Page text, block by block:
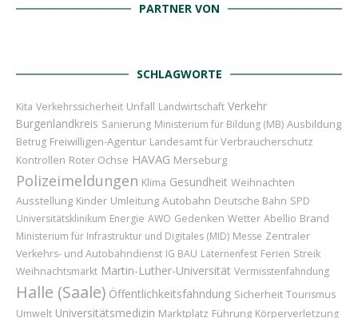
PARTNER VON
SCHLAGWORTE
Kita Verkehrssicherheit Unfall Landwirtschaft Verkehr
Burgenlandkreis Sanierung Ministerium für Bildung (MB) Ausbildung
Betrug Freiwilligen-Agentur Landesamt für Verbraucherschutz
Kontrollen Roter Ochse HAVAG Merseburg
Polizeimeldungen Klima Gesundheit Weihnachten
Ausstellung Kinder Umleitung Autobahn Deutsche Bahn SPD
Universitätsklinikum Energie AWO Gedenken Wetter Abellio Brand
Ministerium für Infrastruktur und Digitales (MID) Messe Zentraler
Verkehrs- und Autobahndienst IG BAU Laternenfest Ferien Streik
Weihnachtsmarkt Martin-Luther-Universität Vermisstenfahndung
Halle (Saale) Öffentlichkeitsfahndung Sicherheit Tourismus
Umwelt Universitätsmedizin Marktplatz Führung Körperverletzung